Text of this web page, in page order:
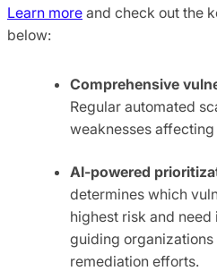
Learn more and check out the
below:
Comprehensive
Regular automated
weaknesses
AI-powered
determines which
highest risk and
guiding
remediation efforts.